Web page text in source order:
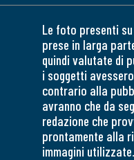
Le foto presenti
prese in larga
quindi valutate di
i soggetti
contrario alla
avranno che da
redazione che
prontamente alla
immagini utilizzate.